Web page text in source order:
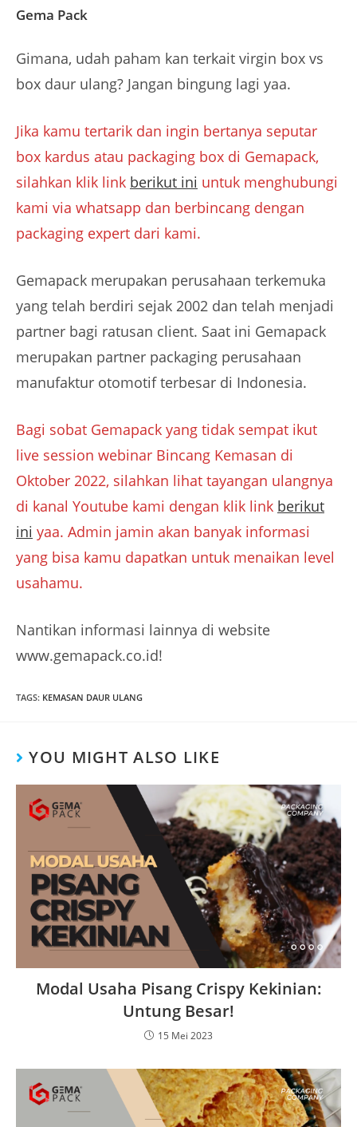
Gema Pack
Gimana, udah paham kan terkait virgin box vs
box daur ulang? Jangan bingung lagi yaa.
Jika kamu tertarik dan ingin bertanya seputar
box kardus atau packaging box di Gemapack,
silahkan klik link berikut ini untuk menghubungi
kami via whatsapp dan berbincang dengan
packaging expert dari kami.
Gemapack merupakan perusahaan terkemuka
yang telah berdiri sejak 2002 dan telah menjadi
partner bagi ratusan client. Saat ini Gemapack
merupakan partner packaging perusahaan
manufaktur otomotif terbesar di Indonesia.
Bagi sobat Gemapack yang tidak sempat ikut
live session webinar Bincang Kemasan di
Oktober 2022, silahkan lihat tayangan ulangnya
di kanal Youtube kami dengan klik link berikut
ini yaa. Admin jamin akan banyak informasi
yang bisa kamu dapatkan untuk menaikan level
usahamu.
Nantikan informasi lainnya di website
www.gemapack.co.id!
TAGS: KEMASAN DAUR ULANG
YOU MIGHT ALSO LIKE
Modal Usaha Pisang Crispy Kekinian:
Untung Besar!
15 Mei 2023